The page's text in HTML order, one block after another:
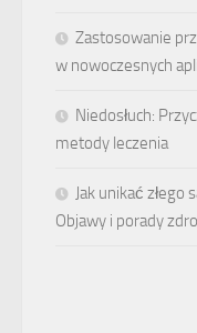
Zastosowanie
w nowoczesnych
Niedosłuch:
metody leczenia
Jak unikać złego
Objawy i porady